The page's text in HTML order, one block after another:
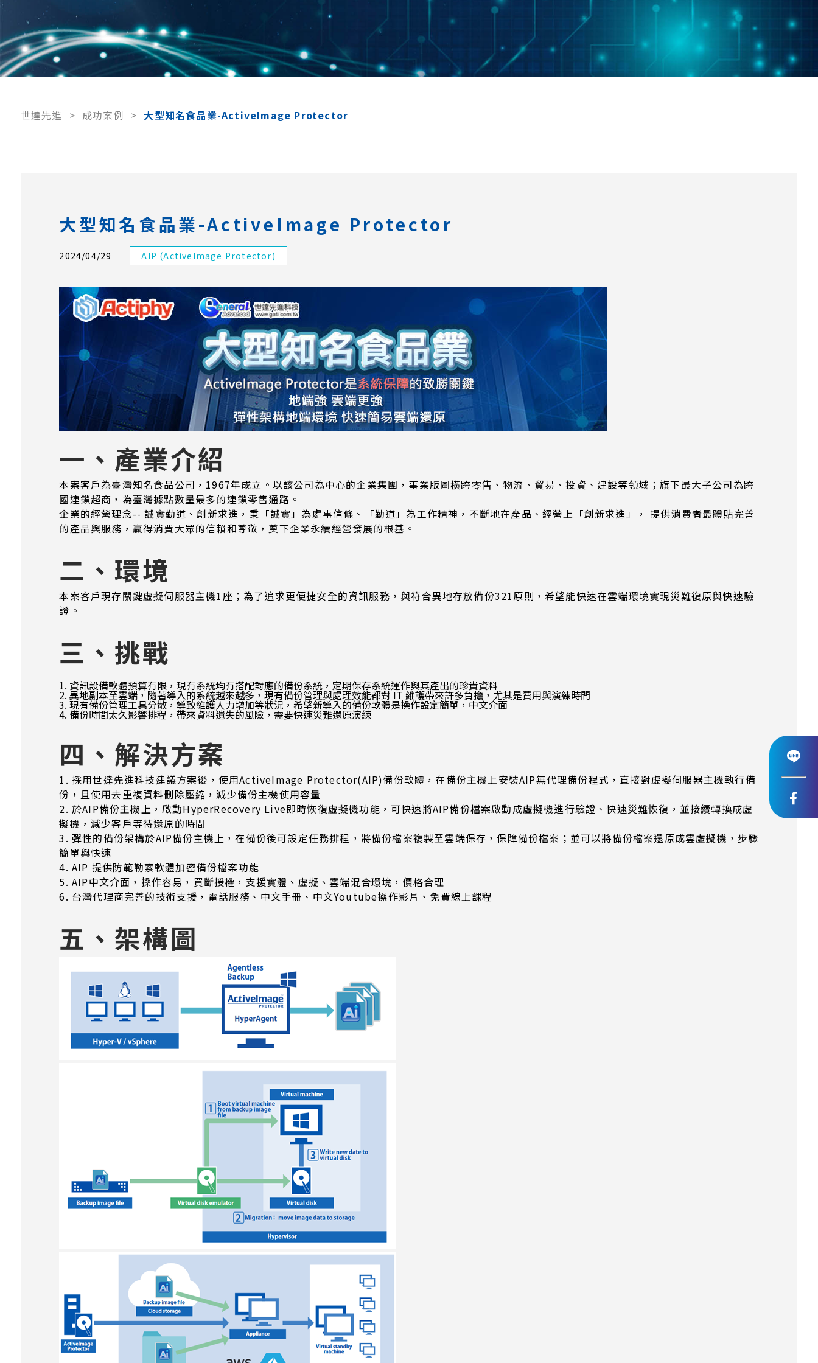
世達先進 > 成功案例 > 大型知名食品業-ActiveImage Protector
大型知名食品業-ActiveImage Protector
2024/04/29 AIP (ActiveImage Protector)
一、產業介紹
本案客戶為臺灣知名食品公司，1967年成立。以該公司為中心的企業集團，事業版圖橫跨零售、物流、貿易、投資、建設等領域；旗下最大子公司為跨
國連鎖超商，為臺灣據點數量最多的連鎖零售通路。
企業的經營理念-- 誠實勤道、創新求進，秉「誠實」為處事信條、「勤道」為工作精神，不斷地在產品、經營上「創新求進」， 提供消費者最體貼完善
的產品與服務，贏得消費大眾的信賴和尊敬，奠下企業永續經營發展的根基。
二、環境
本案客戶現存關鍵虛擬伺服器主機1座；為了追求更便捷安全的資訊服務，與符合異地存放備份321原則，希望能快速在雲端環境實現災難復原與快速驗
證。
三、挑戰
1. 資訊設備軟體預算有限，現有系統均有搭配對應的備份系統，定期保存系統運作與其產出的珍貴資料
2. 異地副本至雲端，隨著導入的系統越來越多，現有備份管理與處理效能都對 IT 維護帶來許多負擔，尤其是費用與演練時間
3. 現有備份管理工具分散，導致維護人力增加等狀況，希望新導入的備份軟體是操作設定簡單，中文介面
4. 備份時間太久影響排程，帶來資料遺失的風險，需要快速災難還原演練
四、解決方案
1. 採用世達先進科技建議方案後，使用ActiveImage Protector(AIP)備份軟體，在備份主機上安裝AIP無代理備份程式，直接對虛擬伺服器主機執行備
份，且使用去重複資料刪除壓縮，減少備份主機使用容量
2. 於AIP備份主機上，啟動HyperRecovery Live即時恢復虛擬機功能，可快速將AIP備份檔案啟動成虛擬機進行驗證、快速災難恢復，並接續轉換成虛
擬機，減少客戶等待還原的時間
3. 彈性的備份架構於AIP備份主機上，在備份後可設定任務排程，將備份檔案複製至雲端保存，保障備份檔案；並可以將備份檔案還原成雲虛擬機，步驟
簡單與快速
4. AIP 提供防範勒索軟體加密備份檔案功能
5. AIP中文介面，操作容易，買斷授權，支援實體、虛擬、雲端混合環境，價格合理
6. 台灣代理商完善的技術支援，電話服務、中文手冊、中文Youtube操作影片、免費線上課程
五、架構圖